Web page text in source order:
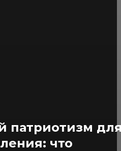
патриотизм
что